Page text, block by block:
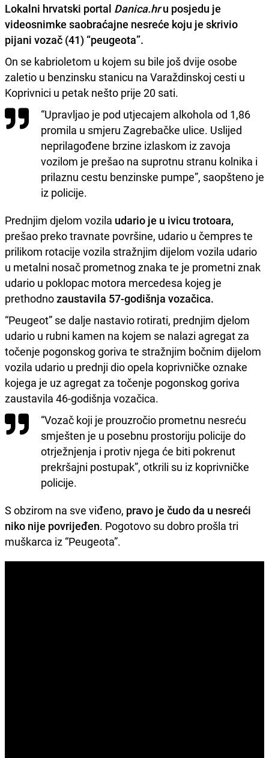
Lokalni hrvatski portal Danica.hru posjedu je
videosnimke saobraćajne nesreće koju je skrivio
pijani vozač (41) “peugeota”.
On se kabrioletom u kojem su bile još dvije osobe
zaletio u benzinsku stanicu na Varaždinskoj cesti u
Koprivnici u petak nešto prije 20 sati.
“Upravljao je pod utjecajem alkohola od 1,86
promila u smjeru Zagrebačke ulice. Uslijed
neprilagođene brzine izlaskom iz zavoja
vozilom je prešao na suprotnu stranu kolnika i
prilaznu cestu benzinske pumpe”, saopšteno je
iz policije.
Prednjim djelom vozila udario je u ivicu trotoara,
prešao preko travnate površine, udario u čempres te
prilikom rotacije vozila stražnjim dijelom vozila udario
u metalni nosač prometnog znaka te je prometni znak
udario u poklopac motora mercedesa kojeg je
prethodnozaustavila 57-godišnja vozačica.
“Peugeot” se dalje nastavio rotirati, prednjim djelom
udario u rubni kamen na kojem se nalazi agregat za
točenje pogonskog goriva te stražnjim bočnim dijelom
vozila udario u prednji dio opela koprivničke oznake
kojega je uz agregat za točenje pogonskog goriva
zaustavila 46-godišnja vozačica.
“Vozač koji je prouzročio prometnu nesreću
smješten je u posebnu prostoriju policije do
otrježnjenja i protiv njega će biti pokrenut
prekršajni postupak”, otkrili su iz koprivničke
policije.
S obzirom na sve viđeno, pravo je čudo da u nesreći
niko nije povrijeđen. Pogotovo su dobro prošla tri
muškarca iz “Peugeota”.